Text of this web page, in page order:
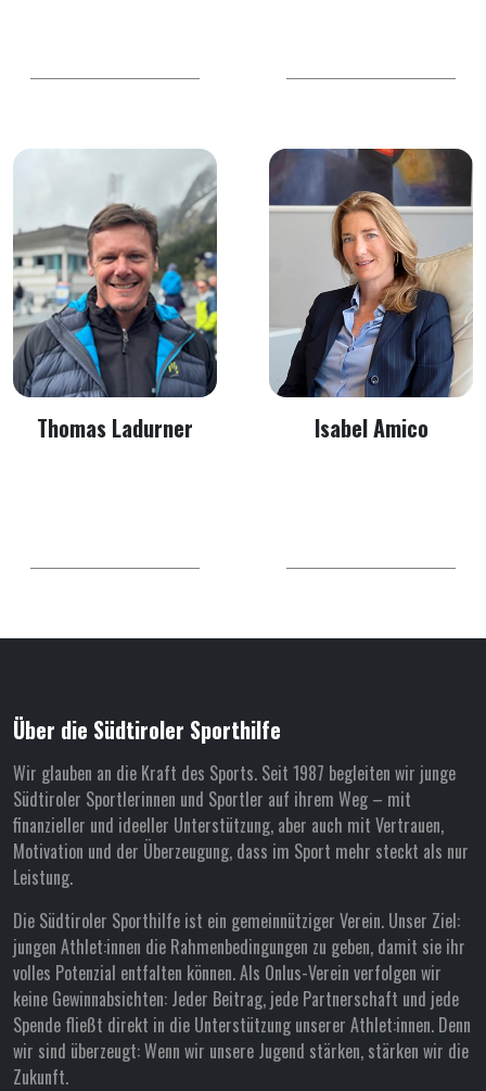
Thomas Ladurner Isabel Amico
Über die Südtiroler Sporthilfe
Wir glauben an die Kraft des Sports. Seit 1987 begleiten wir junge
Südtiroler Sportlerinnen und Sportler auf ihrem Weg – mit
finanzieller und ideeller Unterstützung, aber auch mit Vertrauen,
Motivation und der Überzeugung, dass im Sport mehr steckt als nur
Leistung.
Die Südtiroler Sporthilfe ist ein gemeinnütziger Verein. Unser Ziel:
jungen Athlet:innen die Rahmenbedingungen zu geben, damit sie ihr
volles Potenzial entfalten können. Als Onlus-Verein verfolgen wir
keine Gewinnabsichten: Jeder Beitrag, jede Partnerschaft und jede
Spende fließt direkt in die Unterstützung unserer Athlet:innen. Denn
wir sind überzeugt: Wenn wir unsere Jugend stärken, stärken wir die
Zukunft.